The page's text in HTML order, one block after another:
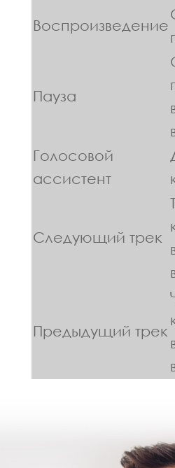
Воспроизведение
Пауза
Голосовой
ассистент
Следующий трек
Предыдущий трек